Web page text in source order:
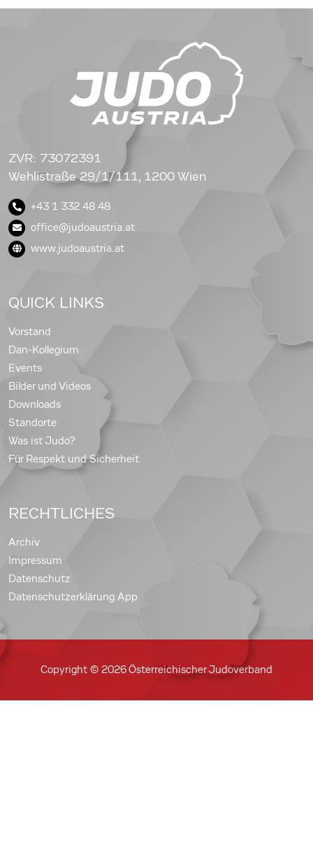
ZVR: 73072391
Wehlistraße 29/1/111, 1200 Wien
+43 1 332 48 48
office@judoaustria.at
www.judoaustria.at
QUICK LINKS
Vorstand
Dan-Kollegium
Events
Bilder und Videos
Downloads
Standorte
Was ist Judo?
Für Respekt und Sicherheit
RECHTLICHES
Archiv
Impressum
Datenschutz
Datenschutzerklärung App
Copyright © 2026 Österreichischer Judoverband